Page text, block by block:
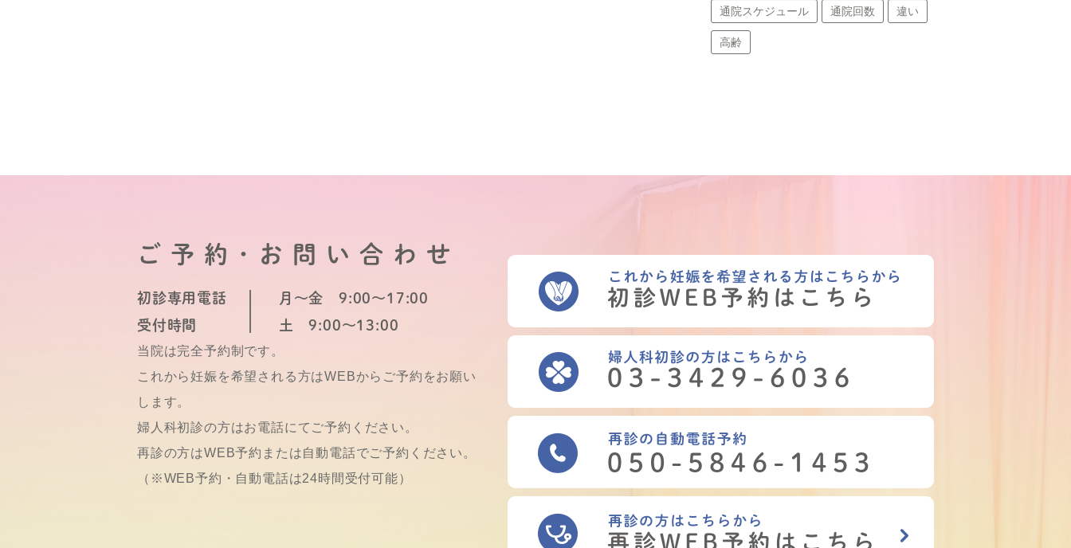
通院スケジュール 通院回数 違い
高齢
ご予約･お問い合わせ
初診専用電話
受付時間
月～金 9:00～17:00
土 9:00～13:00
当院は完全予約制です。
これから妊娠を希望される方はWEBからご予約をお願い
します。
婦人科初診の方はお電話にてご予約ください。
再診の方はWEB予約または自動電話でご予約ください。
（※WEB予約・自動電話は24時間受付可能）